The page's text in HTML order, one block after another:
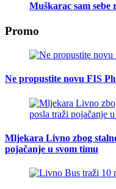
Muškarac sam sebe
Promo
Ne propustite novu FIS
Mljekara Livno zbog
pojačanje u svom timu